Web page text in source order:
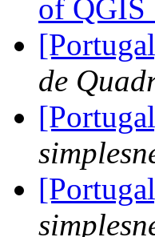
of QGIS
de